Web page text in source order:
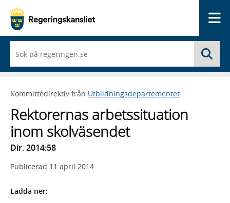
du
börjar
skriva
framträder
lista
med
sökförslag
Kommittédirektiv från Utbildningsdepartementet
Rektorernas arbetssituation
inom skolväsendet
Dir. 2014:58
Publicerad 11 april 2014
Ladda ner: